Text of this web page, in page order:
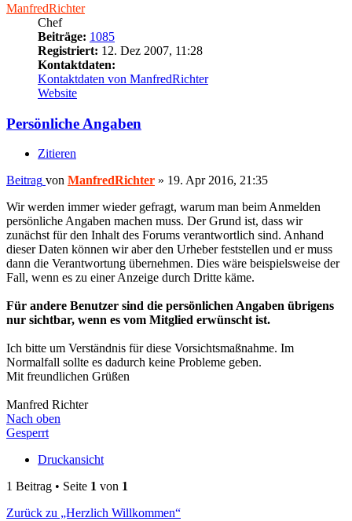
ManfredRichter
Chef
Beiträge: 1085
Registriert: 12. Dez 2007, 11:28
Kontaktdaten:
Kontaktdaten von ManfredRichter
Website
Persönliche Angaben
Zitieren
Beitrag von ManfredRichter » 19. Apr 2016, 21:35
Wir werden immer wieder gefragt, warum man beim Anmelden
persönliche Angaben machen muss. Der Grund ist, dass wir
zunächst für den Inhalt des Forums verantwortlich sind. Anhand
dieser Daten können wir aber den Urheber feststellen und er muss
dann die Verantwortung übernehmen. Dies wäre beispielsweise der
Fall, wenn es zu einer Anzeige durch Dritte käme.
Für andere Benutzer sind die persönlichen Angaben übrigens
nur sichtbar, wenn es vom Mitglied erwünscht ist.
Ich bitte um Verständnis für diese Vorsichtsmaßnahme. Im
Normalfall sollte es dadurch keine Probleme geben.
Mit freundlichen Grüßen
Manfred Richter
Nach oben
Gesperrt
Druckansicht
1 Beitrag • Seite 1 von 1
Zurück zu „Herzlich Willkommen“